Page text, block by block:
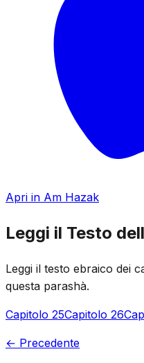
Apri in Am Hazak
Leggi il Testo
Leggi il testo ebraico dei
questa parashà.
Capitolo 25Capitolo 26
← Precedente